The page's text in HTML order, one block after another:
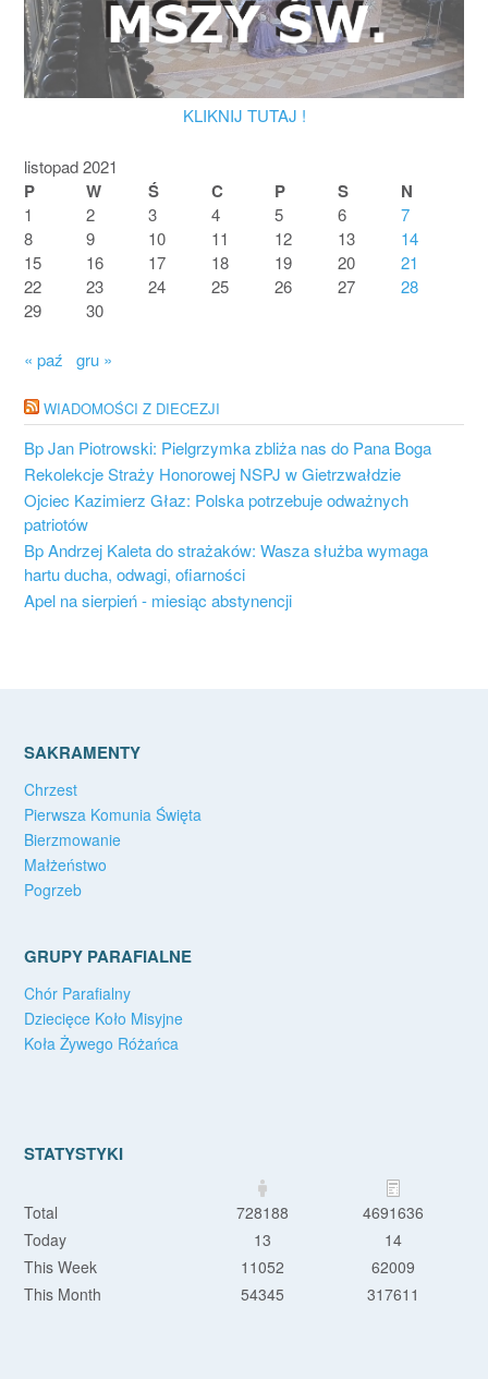
KLIKNIJ TUTAJ !
listopad 2021
P W Ś C P S N
1 2 3 4 5 6
7
8
9 10 11 12 13
14
15
16 17 18 19 20
21
22
23 24 25 26 27
28
29
30
« paź gru »
WIADOMOŚCI Z DIECEZJI
Bp Jan Piotrowski: Pielgrzymka zbliża nas do Pana Boga
Rekolekcje Straży Honorowej NSPJ w Gietrzwałdzie
Ojciec Kazimierz Głaz: Polska potrzebuje odważnych
patriotów
Bp Andrzej Kaleta do strażaków: Wasza służba wymaga
hartu ducha, odwagi, ofiarności
Apel na sierpień - miesiąc abstynencji
SAKRAMENTY
Chrzest
Pierwsza Komunia Święta
Bierzmowanie
Małżeństwo
Pogrzeb
GRUPY PARAFIALNE
Chór Parafialny
Dziecięce Koło Misyjne
Koła Żywego Różańca
STATYSTYKI
Total 728188
4691636
Today
13
14
This Week
11052
62009
This Month
54345 317611